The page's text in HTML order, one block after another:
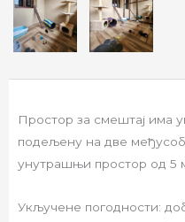
Простор за смештај има
подељену на две
унутрашњи простор од 5
Укључене погодности: